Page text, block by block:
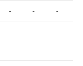
- - -